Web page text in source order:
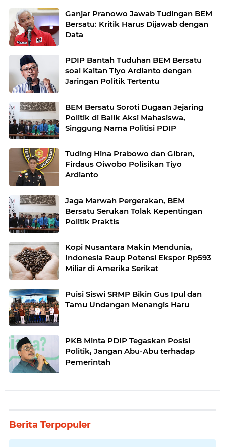
Ganjar Pranowo Jawab Tudingan BEM
Bersatu: Kritik Harus Dijawab dengan
Data
PDIP Bantah Tuduhan BEM Bersatu
soal Kaitan Tiyo Ardianto dengan
Jaringan Politik Tertentu
BEM Bersatu Soroti Dugaan Jejaring
Politik di Balik Aksi Mahasiswa,
Singgung Nama Politisi PDIP
Tuding Hina Prabowo dan Gibran,
Firdaus Oiwobo Polisikan Tiyo
Ardianto
Jaga Marwah Pergerakan, BEM
Bersatu Serukan Tolak Kepentingan
Politik Praktis
Kopi Nusantara Makin Mendunia,
Indonesia Raup Potensi Ekspor Rp593
Miliar di Amerika Serikat
Puisi Siswi SRMP Bikin Gus Ipul dan
Tamu Undangan Menangis Haru
PKB Minta PDIP Tegaskan Posisi
Politik, Jangan Abu-Abu terhadap
Pemerintah
Berita Terpopuler